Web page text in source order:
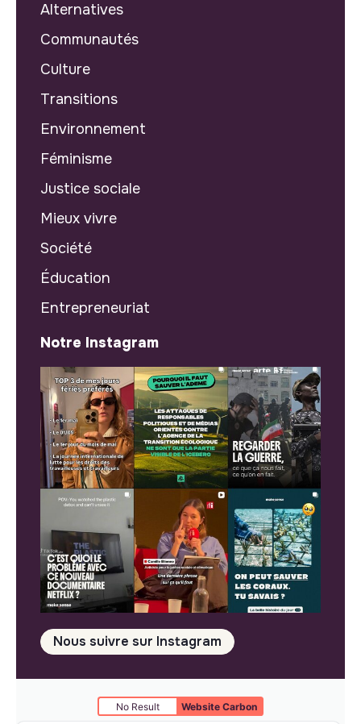
Alternatives
Communautés
Culture
Transitions
Environnement
Féminisme
Justice sociale
Mieux vivre
Société
Éducation
Entrepreneuriat
Notre Instagram
Nous suivre sur Instagram
No Result Website Carbon